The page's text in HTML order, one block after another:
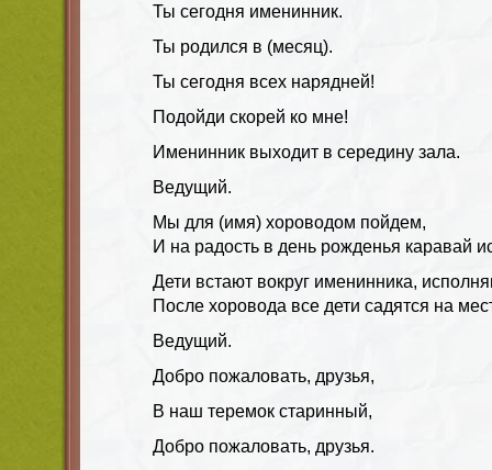
Ты сегодня именинник.
Ты родился в (месяц).
Ты сегодня всех нарядней!
Подойди скорей ко мне!
Именинник выходит в середину зала.
Ведущий.
Мы для (имя) хороводом пойдем,
И на радость в день рожденья каравай
Дети встают вокруг именинника,
После хоровода все дети садятся на
Ведущий.
Добро пожаловать, друзья,
В наш теремок старинный,
Добро пожаловать, друзья.